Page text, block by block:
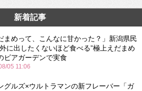
新着記事
まめって、こんなに甘かった？」新潟県民
に出したくないほど食べる”極上えだまめ
ビアガーデンで実食
05 11:06
グルズ×ウルトラマンの新フレーバー「ガ